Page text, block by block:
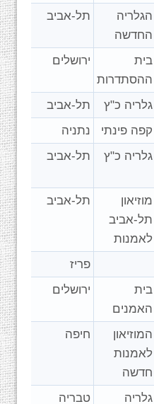
הגלריה
החדשה
תל-אביב
בית
ההסתדרות
ירושלים
גלריה כ"ץ
תל-אביב
קפה פינתי
נתניה
גלריה כ"ץ תל-אביב
מוזיאון
תל-אביב
לאמנות
תל-אביב
פריז
בית
האמנים
ירושלים
המוזיאון
לאמנות
חדשה
חיפה
גלריה
טבריה